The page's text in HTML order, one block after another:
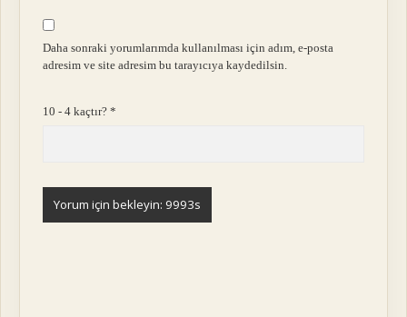
Daha sonraki yorumlarımda kullanılması için adım, e-posta
adresim ve site adresim bu tarayıcıya kaydedilsin.
10 - 4 kaçtır?*